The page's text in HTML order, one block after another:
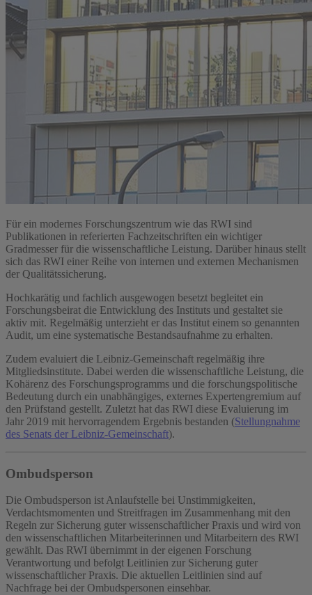
Für ein modernes Forschungszentrum wie das RWI sind
Publikationen in referierten Fachzeitschriften ein wichtiger
Gradmesser für die wissenschaftliche Leistung. Darüber hinaus stellt
sich das RWI einer Reihe von internen und externen Mechanismen
der Qualitätssicherung.
Hochkarätig und fachlich ausgewogen besetzt begleitet ein
Forschungsbeirat die Entwicklung des Instituts und gestaltet sie
aktiv mit. Regelmäßig unterzieht er das Institut einem so genannten
Audit, um eine systematische Bestandsaufnahme zu erhalten.
Zudem evaluiert die Leibniz-Gemeinschaft regelmäßig ihre
Mitgliedsinstitute. Dabei werden die wissenschaftliche Leistung, die
Kohärenz des Forschungsprogramms und die forschungspolitische
Bedeutung durch ein unabhängiges, externes Expertengremium auf
den Prüfstand gestellt. Zuletzt hat das RWI diese Evaluierung im
Jahr 2019 mit hervorragendem Ergebnis bestanden (Stellungnahme
des Senats der Leibniz-Gemeinschaft).
Ombudsperson
Die Ombudsperson ist Anlaufstelle bei Unstimmigkeiten,
Verdachtsmomenten und Streitfragen im Zusammenhang mit den
Regeln zur Sicherung guter wissenschaftlicher Praxis und wird von
den wissenschaftlichen Mitarbeiterinnen und Mitarbeitern des RWI
gewählt. Das RWI übernimmt in der eigenen Forschung
Verantwortung und befolgt Leitlinien zur Sicherung guter
wissenschaftlicher Praxis. Die aktuellen Leitlinien sind auf
Nachfrage bei der Ombudspersonen einsehbar.